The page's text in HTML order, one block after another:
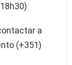
a
(+351)